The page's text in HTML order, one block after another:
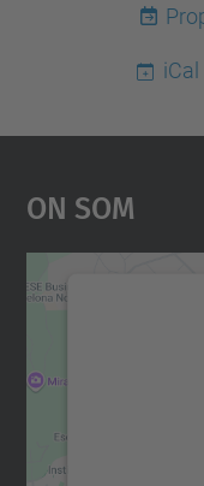
iCal
On Som